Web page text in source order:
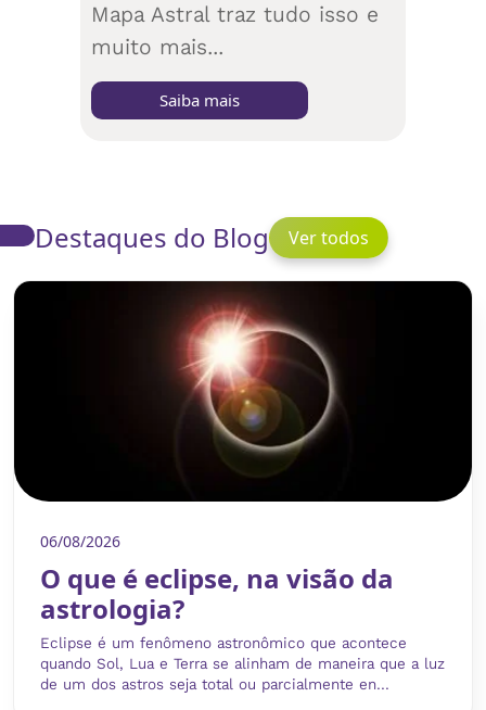
Mapa Astral traz tudo isso e
muito mais...
Saiba mais
Destaques do Blog Ver todos
06/08/2026
O que é eclipse, na visão da
astrologia?
Eclipse é um fenômeno astronômico que acontece
quando Sol, Lua e Terra se alinham de maneira que a luz
de um dos astros seja total ou parcialmente en...